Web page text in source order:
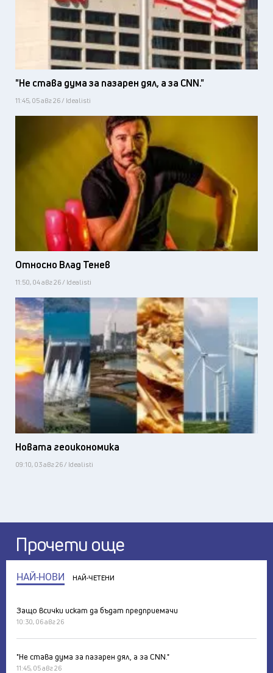
"Не става дума за пазарен дял, а за CNN."
11:45, 05 авг 26 / Idealisti
Относно Влад Тенев
11:50, 04 авг 26 / Idealisti
Новата геоикономика
09:10, 03 авг 26 / Idealisti
Прочети още
НАЙ-НОВИ НАЙ-ЧЕТЕНИ
Защо всички искат да бъдат предприемачи
10:30, 06 авг 26
"Не става дума за пазарен дял, а за CNN."
11:45, 05 авг 26